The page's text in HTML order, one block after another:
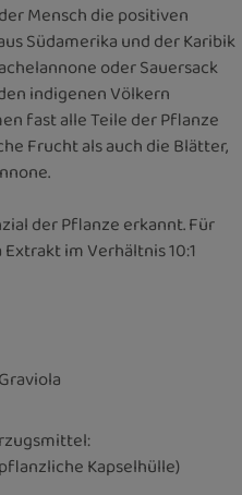
Mensch die positiven
Südamerika und der Karibik
oder Sauersack
indigenen Völkern
fast alle Teile der Pflanze
Frucht als auch die Blätter,
der Pflanze erkannt. Für
im Verhältnis 10:1
Kapselhülle)